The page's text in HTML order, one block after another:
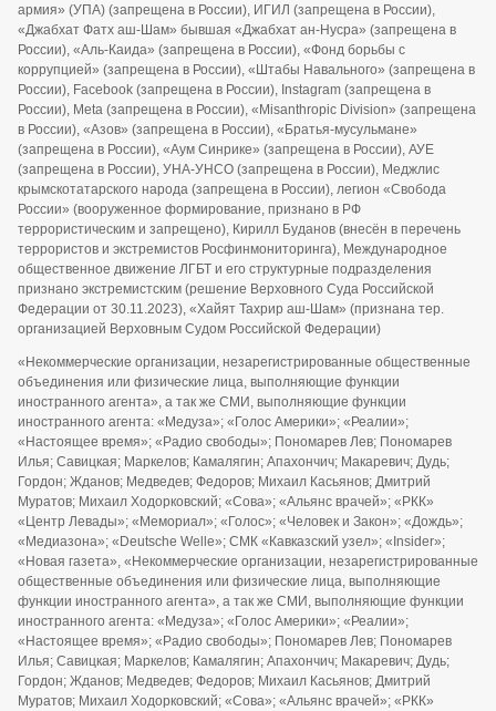
армия» (УПА) (запрещена в России), ИГИЛ (запрещена в России),
«Джабхат Фатх аш-Шам» бывшая «Джабхат ан-Нусра» (запрещена в
России), «Аль-Каида» (запрещена в России), «Фонд борьбы с
коррупцией» (запрещена в России), «Штабы Навального» (запрещена в
России), Facebook (запрещена в России), Instagram (запрещена в
России), Meta (запрещена в России), «Misanthropic Division» (запрещена
в России), «Азов» (запрещена в России), «Братья-мусульмане»
(запрещена в России), «Аум Синрике» (запрещена в России), АУЕ
(запрещена в России), УНА-УНСО (запрещена в России), Меджлис
крымскотатарского народа (запрещена в России), легион «Свобода
России» (вооруженное формирование, признано в РФ
террористическим и запрещено), Кирилл Буданов (внесён в перечень
террористов и экстремистов Росфинмониторинга), Международное
общественное движение ЛГБТ и его структурные подразделения
признано экстремистским (решение Верховного Суда Российской
Федерации от 30.11.2023), «Хайят Тахрир аш-Шам» (признана тер.
организацией Верховным Судом Российской Федерации)
«Некоммерческие организации, незарегистрированные общественные
объединения или физические лица, выполняющие функции
иностранного агента», а так же СМИ, выполняющие функции
иностранного агента: «Медуза»; «Голос Америки»; «Реалии»;
«Настоящее время»; «Радио свободы»; Пономарев Лев; Пономарев
Илья; Савицкая; Маркелов; Камалягин; Апахончич; Макаревич; Дудь;
Гордон; Жданов; Медведев; Федоров; Михаил Касьянов; Дмитрий
Муратов; Михаил Ходорковский; «Сова»; «Альянс врачей»; «РКК»
«Центр Левады»; «Мемориал»; «Голос»; «Человек и Закон»; «Дождь»;
«Медиазона»; «Deutsche Welle»; СМК «Кавказский узел»; «Insider»;
«Новая газета», «Некоммерческие организации, незарегистрированные
общественные объединения или физические лица, выполняющие
функции иностранного агента», а так же СМИ, выполняющие функции
иностранного агента: «Медуза»; «Голос Америки»; «Реалии»;
«Настоящее время»; «Радио свободы»; Пономарев Лев; Пономарев
Илья; Савицкая; Маркелов; Камалягин; Апахончич; Макаревич; Дудь;
Гордон; Жданов; Медведев; Федоров; Михаил Касьянов; Дмитрий
Муратов; Михаил Ходорковский; «Сова»; «Альянс врачей»; «РКК»